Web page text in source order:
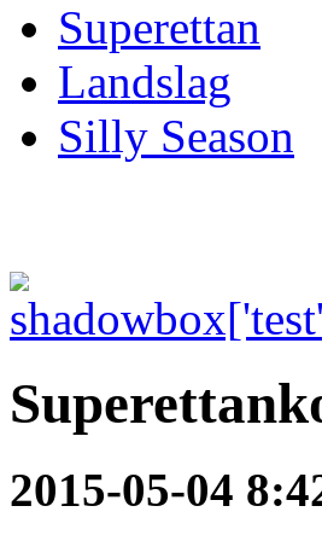
Superettan
Landslag
Silly Season
2015-05-04